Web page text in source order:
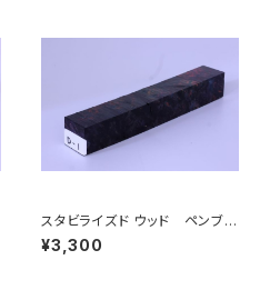
スタビライズド ウッド ペンブラ
ンク（ペン制作用木材）D-1～C-
10
¥3,300